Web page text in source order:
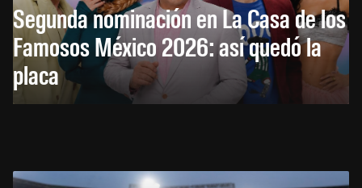
Segunda nominación en La Casa de los
Famosos México 2026: así quedó la
placa